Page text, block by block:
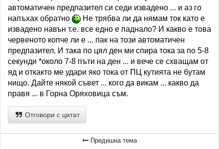
автоматичен предпазител си седи извадено ... и аз го
напъхах обратно
Не трябва ли да нямам ток като е
извадено навън т.е. все едно е паднало? И какво е това
червеното копче ли е ... пак на този автоматичен
предпазител. И така по цял ден ми спира тока за по 5-8
секунди *около 7-8 пъти на ден ... и вече се схващам от
яд и откакто ме удари яко тока от ПЦ кутията не бутам
нищо. Дайте някой съвет ... кого да викам ... какво да
правя ... в Горна Оряховица съм.
Отговори с цитат
Предишна тема